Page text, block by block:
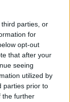
parties, or
for
opt-out
that after your
seeing
utilized by
parties prior to
the further
εταιρείες
σύμφωνα με